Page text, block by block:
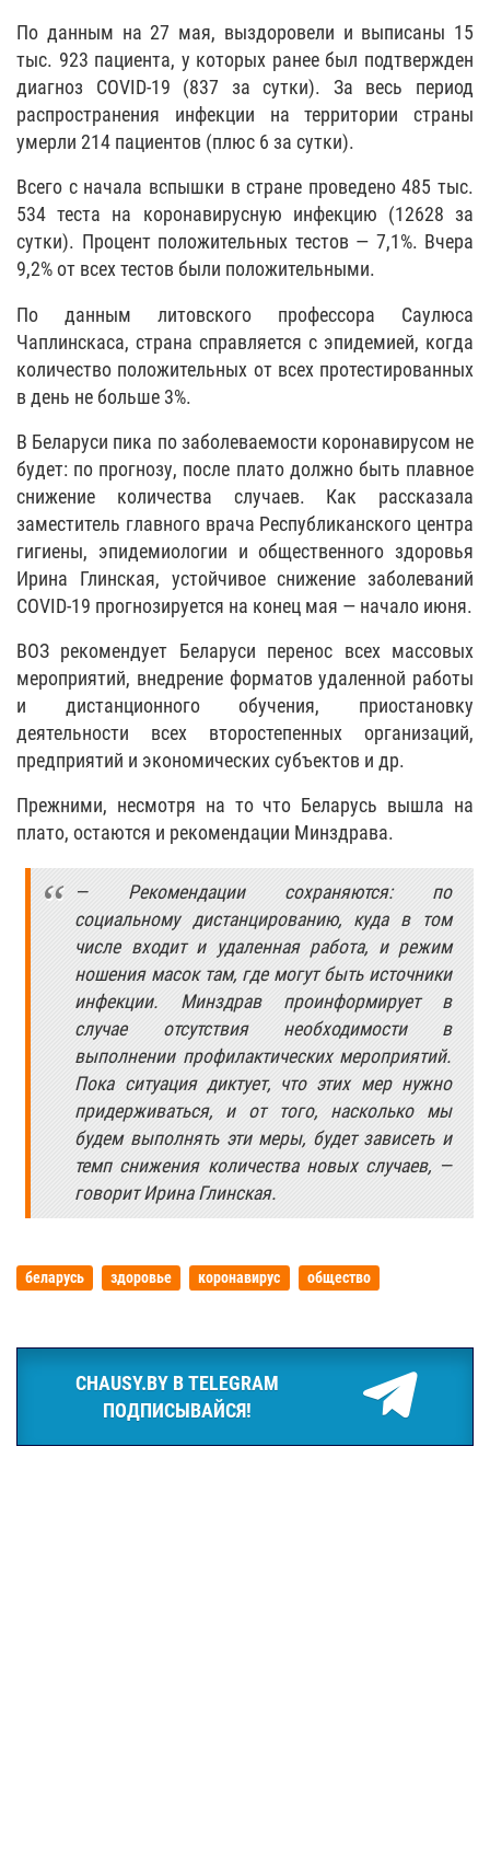
По данным на 27 мая, выздоровели и выписаны 15
тыс. 923 пациента, у которых ранее был подтвержден
диагноз COVID-19 (837 за сутки). За весь период
распространения инфекции на территории страны
умерли 214 пациентов (плюс 6 за сутки).
Всего с начала вспышки в стране проведено 485 тыс.
534 теста на коронавирусную инфекцию (12628 за
сутки). Процент положительных тестов — 7,1%. Вчера
9,2% от всех тестов были положительными.
По данным литовского профессора Саулюса
Чаплинскаса, страна справляется с эпидемией, когда
количество положительных от всех протестированных
в день не больше 3%.
В Беларуси пика по заболеваемости коронавирусом не
будет: по прогнозу, после плато должно быть плавное
снижение количества случаев. Как рассказала
заместитель главного врача Республиканского центра
гигиены, эпидемиологии и общественного здоровья
Ирина Глинская, устойчивое снижение заболеваний
COVID-19 прогнозируется на конец мая — начало июня.
ВОЗ рекомендует Беларуси перенос всех массовых
мероприятий, внедрение форматов удаленной работы
и дистанционного обучения, приостановку
деятельности всех второстепенных организаций,
предприятий и экономических субъектов и др.
Прежними, несмотря на то что Беларусь вышла на
плато, остаются и рекомендации Минздрава.
— Рекомендации сохраняются: по
социальному дистанцированию, куда в том
числе входит и удаленная работа, и режим
ношения масок там, где могут быть источники
инфекции. Минздрав проинформирует в
случае отсутствия необходимости в
выполнении профилактических мероприятий.
Пока ситуация диктует, что этих мер нужно
придерживаться, и от того, насколько мы
будем выполнять эти меры, будет зависеть и
темп снижения количества новых случаев, —
говорит Ирина Глинская.
беларусь здоровье коронавирус общество
CHAUSY.BY В TELEGRAM
ПОДПИСЫВАЙСЯ!